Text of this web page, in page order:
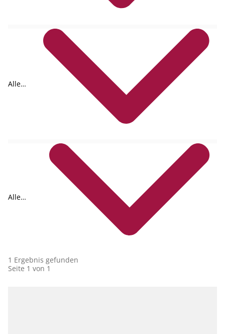
Alle
Alle
1 Ergebnis gefunden
Seite 1 von 1